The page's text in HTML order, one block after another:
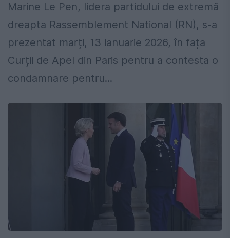
Marine Le Pen, lidera partidului de extremă
dreapta Rassemblement National (RN), s-a
prezentat marți, 13 ianuarie 2026, în fața
Curții de Apel din Paris pentru a contesta o
condamnare pentru...